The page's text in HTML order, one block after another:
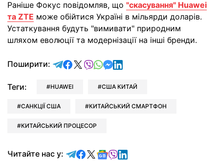
Раніше Фокус повідомляв, що "скасування" Huawei
та ZTE може обійтися Україні в мільярди доларів.
Устаткування будуть "вимивати" природним
шляхом еволюції та модернізації на інші бренди.
Поширити: відправити у Telegram
поділитись у Facebook
поділитись у X
відправити у Viber
відправити у Whatsapp
відправити у Messenger
відправити у LinkedIn
Теги: HUAWEI США КИТАЙ
САНКЦІЇ США КИТАЙСЬКИЙ СМАРТФОН
КИТАЙСЬКИЙ ПРОЦЕСОР
Читайте нас у: Читайте у Telegram
Читайте у Facebook
Читайте у X
Читайте у Google news
Читайте у Viber
Читайте у LinkedIn